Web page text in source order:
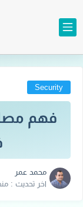
Security
محمد عمر
اخر تحديث :